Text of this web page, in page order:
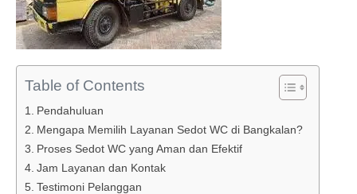
Table of Contents
Pendahuluan
Mengapa Memilih Layanan Sedot WC di Bangkalan?
Proses Sedot WC yang Aman dan Efektif
Jam Layanan dan Kontak
Testimoni Pelanggan